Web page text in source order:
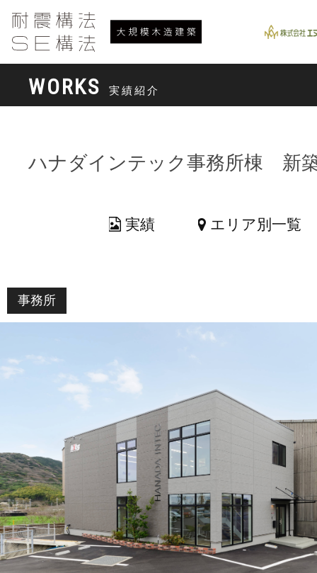
WORKS 実績紹介
ハナダインテック事務所棟 新
実績 エリア別一覧
事務所